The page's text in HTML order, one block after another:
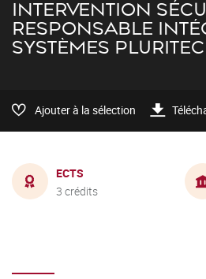
INTERVENTION
RESPONSABLE
SYSTÈMES
Ajouter à la sélection
ECTS
3 crédits